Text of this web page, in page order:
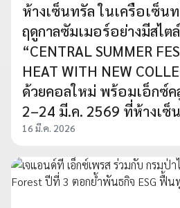
ห้างเซ็นทรัล ในเครือเซ็น
ฤดูกาลซัมเมอร์อย่างมีสไ
“CENTRAL SUMMER
HEAT WITH NEW
ด้วยคอลใหม่ พร้อมเอ็กซ์
2–24 มี.ค. 2569 ที่ห้างเซ็
16 มี.ค. 2026